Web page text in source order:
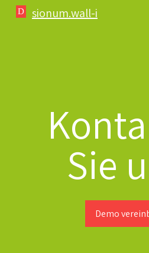
sionum.wall-i
Sie
Demo